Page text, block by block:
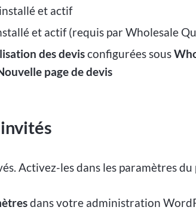
et actif
et actif (requis par Wholesale
des devisconfigurées sous
page de devis
Activez-les dans les paramètres du
dans votre administration